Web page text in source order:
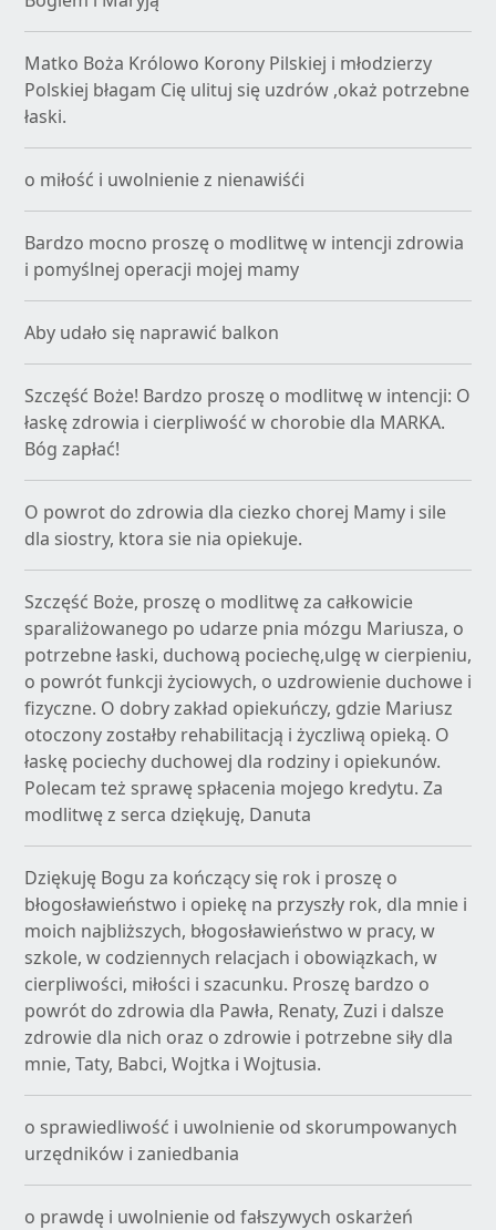
Matko Boża Królowo Korony Pilskiej i młodzierzy
Polskiej błagam Cię ulituj się uzdrów ,okaż potrzebne
łaski.
o miłość i uwolnienie z nienawiśći
Bardzo mocno proszę o modlitwę w intencji zdrowia
i pomyślnej operacji mojej mamy
Aby udało się naprawić balkon
Szczęść Boże! Bardzo proszę o modlitwę w intencji: O
łaskę zdrowia i cierpliwość w chorobie dla MARKA.
Bóg zapłać!
O powrot do zdrowia dla ciezko chorej Mamy i sile
dla siostry, ktora sie nia opiekuje.
Szczęść Boże, proszę o modlitwę za całkowicie
sparaliżowanego po udarze pnia mózgu Mariusza, o
potrzebne łaski, duchową pociechę,ulgę w cierpieniu,
o powrót funkcji życiowych, o uzdrowienie duchowe i
fizyczne. O dobry zakład opiekuńczy, gdzie Mariusz
otoczony zostałby rehabilitacją i życzliwą opieką. O
łaskę pociechy duchowej dla rodziny i opiekunów.
Polecam też sprawę spłacenia mojego kredytu. Za
modlitwę z serca dziękuję, Danuta
Dziękuję Bogu za kończący się rok i proszę o
błogosławieństwo i opiekę na przyszły rok, dla mnie i
moich najbliższych, błogosławieństwo w pracy, w
szkole, w codziennych relacjach i obowiązkach, w
cierpliwości, miłości i szacunku. Proszę bardzo o
powrót do zdrowia dla Pawła, Renaty, Zuzi i dalsze
zdrowie dla nich oraz o zdrowie i potrzebne siły dla
mnie, Taty, Babci, Wojtka i Wojtusia.
o sprawiedliwość i uwolnienie od skorumpowanych
urzędników i zaniedbania
o prawdę i uwolnienie od fałszywych oskarżeń